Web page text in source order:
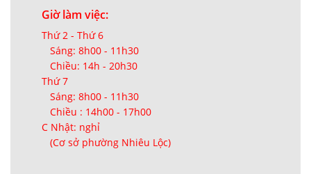
Giờ làm việc:
Thứ 2 - Thứ 6
Sáng: 8h00 - 11h30
Chiều: 14h - 20h30
Thứ 7
Sáng: 8h00 - 11h30
Chiều : 14h00 - 17h00
C Nhật: nghỉ
(Cơ sở phường Nhiêu Lộc)